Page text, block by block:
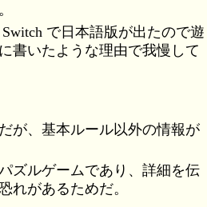
で日本語版が出たので遊
書いたような理由で我慢して
が、基本ルール以外の情報が
ズルゲームであり、詳細を伝
れがあるためだ。